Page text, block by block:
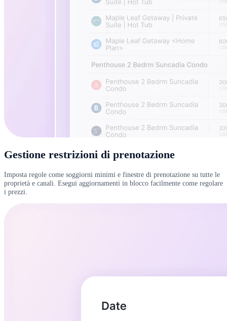
Gestione restrizioni di prenotazione
Imposta regole come soggiorni minimi e finestre di prenotazione su tutte le
proprietà e canali. Esegui aggiornamenti in blocco facilmente come regolare
i prezzi.